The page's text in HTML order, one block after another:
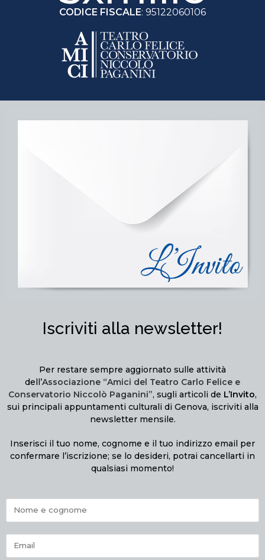
CODICE FISCALE: 95122060106
Iscriviti alla newsletter!
Per restare sempre aggiornato sulle attività
dell’Associazione “Amici del Teatro Carlo Felice e
Conservatorio Niccolò Paganini”, sugli articoli de L’Invito,
sui principali appuntamenti culturali di Genova, iscriviti alla
newsletter mensile.
Inserisci il tuo nome, cognome e il tuo indirizzo email per
confermare l’iscrizione; se lo desideri, potrai cancellarti in
qualsiasi momento!